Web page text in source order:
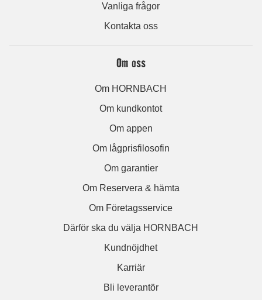
Vanliga frågor
Kontakta oss
Om oss
Om HORNBACH
Om kundkontot
Om appen
Om lågprisfilosofin
Om garantier
Om Reservera & hämta
Om Företagsservice
Därför ska du välja HORNBACH
Kundnöjdhet
Karriär
Bli leverantör